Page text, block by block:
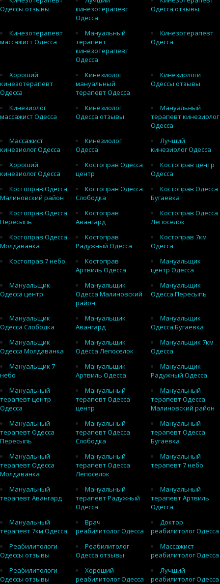
Одессы отзывы
кинезотерапевт
Одесса
Одесса отзывы
Кинезотерапевт
массажист Одесса
Мануальный
терапевт
кинезотерапевт
Одесса
Кинезотерапевт
Одесса
Хороший
кинезотерапевт
Одесса
Кинезиолог
мануальный
терапевт Одесса
Кинезиологи
Одессы отзывы
Кинезиолог
массажист Одесса
Кинезиолог
Одесса отзывы
Мануальный
терапевт кинезиолог
Одесса
Массажист
кинезиолог Одесса
Кинезиолог
Одесса
Лучший
кинезиолог Одесса
Хороший
кинезиолог Одесса
Костоправ Одесса
центр
Костоправ центр
Одесса
Костоправ Одесса
Малиновский район
Костоправ Одесса
Слободка
Костоправ Одесса
Бугаевка
Костоправ Одесса
Пересыпь
Костоправ
Авангард
Костоправ Одесса
Лепоселок
Костоправ Одесса
Молдаванка
Костоправ
Радужный Одесса
Костоправ 7км
Одесса
Костоправ 7 небо
Костоправ
Артвиль Одесса
Мануальщик
центр Одесса
Мануальщик
Одесса центр
Мануальщик
Одесса Малиновский
район
Мануальщик
Одесса Пересыпь
Мануальщик
Одесса Слободка
Мануальщик
Авангард
Мануальщик
Одесса Бугаевка
Мануальщик
Одесса Молдаванка
Мануальщик
Одесса Лепоселок
Мануальщик 7км
Одесса
Мануальщик 7
небо
Мануальщик
Артвиль Одесса
Мануальщик
Радужный Одесса
Мануальный
терапевт центр
Одесса
Мануальный
терапевт Одесса
центр
Мануальный
терапевт Одесса
Малиновский район
Мануальный
терапевт Одесса
Пересыпь
Мануальный
терапевт Одесса
Слободка
Мануальный
терапевт Одесса
Бугаевка
Мануальный
терапевт Одесса
Молдаванка
Мануальный
терапевт Одесса
Лепоселок
Мануальный
терапевт 7 небо
Мануальный
терапевт Авангард
Мануальный
терапевт Радужный
Одесса
Мануальный
терапевт Артвиль
Одесса
Мануальный
терапевт 7км Одесса
Врач
реабилитолог Одесса
Доктор
реабилитолог Одесса
Реабилитологи
Одессы отзывы
Реабилитолог
Одесса отзывы
Массажист
реабилитолог Одесса
Реабилитологи
Одессы отзывы
Хороший
реабилитолог Одесса
Лучший
реабилитолог Одесса